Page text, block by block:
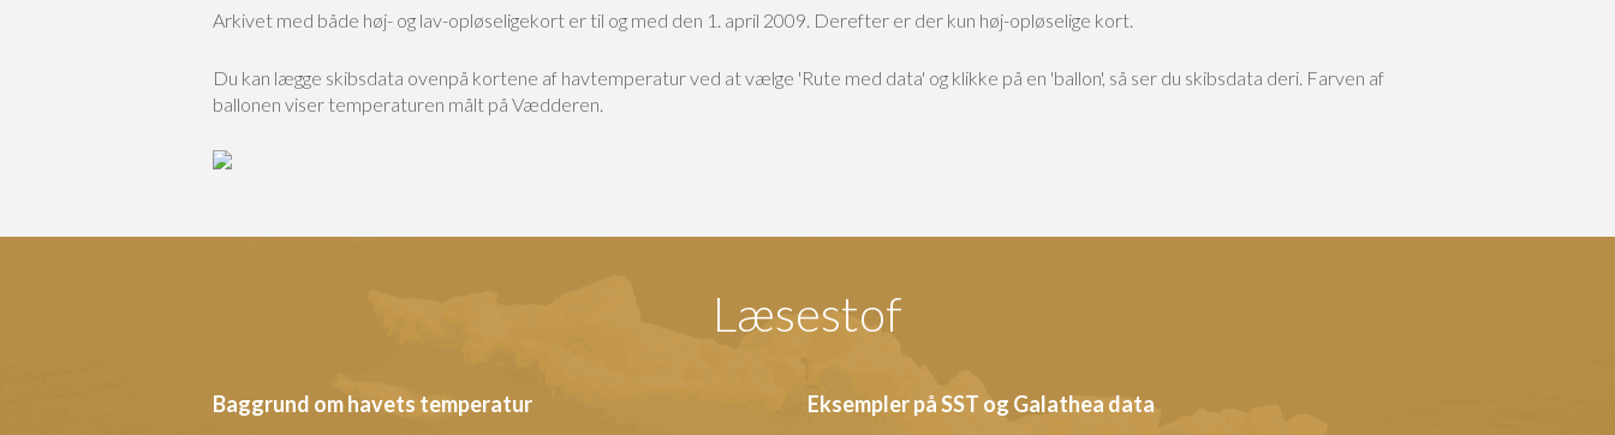
Arkivet med både høj- og lav-opløseligekort er til og med den 1. april 2009. Derefter er der kun høj-opløselige kort.
Du kan lægge skibsdata ovenpå kortene af havtemperatur ved at vælge 'Rute med data' og klikke på en 'ballon', så ser du skibsdata deri. Farven af
ballonen viser temperaturen målt på Vædderen.
Læsestof
Baggrund om havets temperatur Eksempler på SST og Galathea data